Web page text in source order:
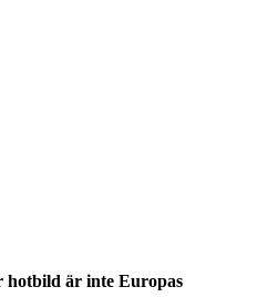
hotbild är inte Europas